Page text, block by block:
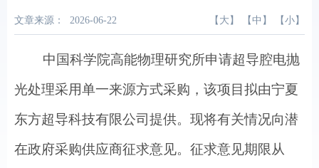
文章来源： 2026-06-22 【 大 】 【 中 】 【 小 】
中国科学院高能物理研究所申请超导腔电抛
光处理采用单一来源方式采购，该项目拟由宁夏
东方超导科技有限公司提供。现将有关情况向潜
在政府采购供应商征求意见。征求意见期限从